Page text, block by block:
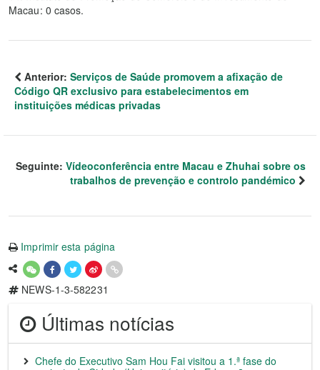
Macau: 0 casos.
Anterior: Serviços de Saúde promovem a afixação de
Código QR exclusivo para estabelecimentos em
instituições médicas privadas
Seguinte: Vídeoconferência entre Macau e Zhuhai sobre os
trabalhos de prevenção e controlo pandémico
Imprimir esta página
NEWS-1-3-582231
Últimas notícias
Chefe do Executivo Sam Hou Fai visitou a 1.ª fase do